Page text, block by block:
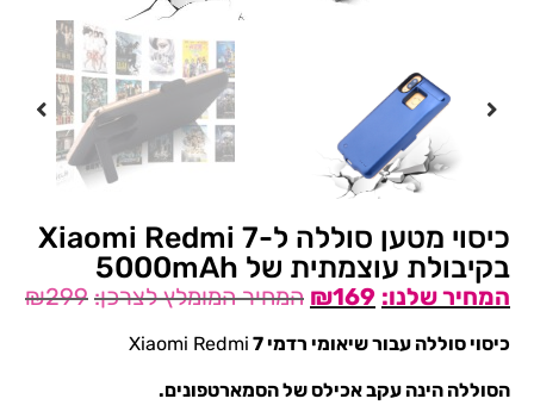
כיסוי מטען סוללה ל-Xiaomi Redmi 7
בקיבולת עוצמתית של 5000mAh
₪299 ₪169
כיסוי סוללה עבור שיאומי רדמי 7 Xiaomi Redmi
הסוללה הינה עקב אכילס של הסמארטפונים.